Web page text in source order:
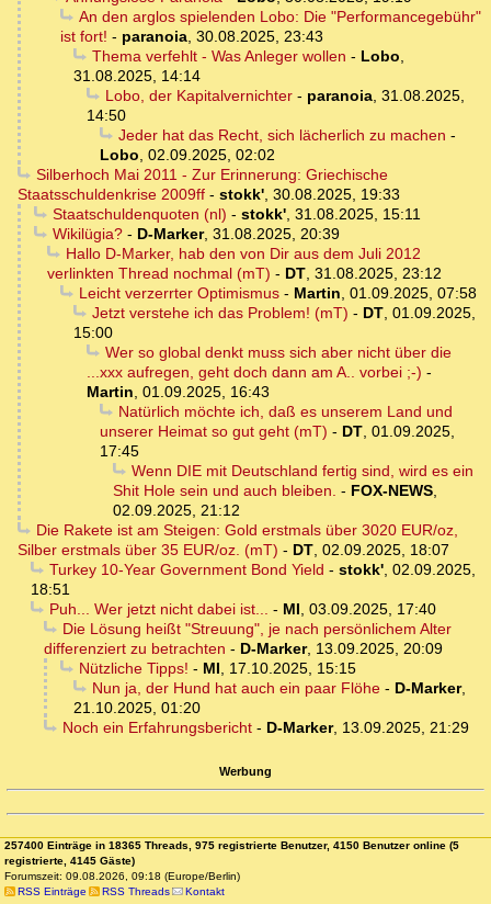
An den arglos spielenden Lobo: Die "Performancegebühr"
ist fort! - paranoia, 30.08.2025, 23:43
Thema verfehlt - Was Anleger wollen - Lobo,
31.08.2025, 14:14
Lobo, der Kapitalvernichter- paranoia, 31.08.2025,
14:50
Jeder hat das Recht, sich lächerlich zu machen -
Lobo, 02.09.2025, 02:02
Silberhoch Mai 2011 - Zur Erinnerung: Griechische
Staatsschuldenkrise 2009ff - stokk', 30.08.2025, 19:33
Staatschuldenquoten (nl) - stokk', 31.08.2025, 15:11
Wikilügia?- D-Marker, 31.08.2025, 20:39
Hallo D-Marker, hab den von Dir aus dem Juli 2012
verlinkten Thread nochmal (mT) - DT, 31.08.2025, 23:12
Leicht verzerrter Optimismus- Martin, 01.09.2025, 07:58
Jetzt verstehe ich das Problem! (mT) - DT, 01.09.2025,
15:00
Wer so global denkt muss sich aber nicht über die
...xxx aufregen, geht doch dann am A.. vorbei ;-) -
Martin, 01.09.2025, 16:43
Natürlich möchte ich, daß es unserem Land und
unserer Heimat so gut geht (mT) - DT, 01.09.2025,
17:45
Wenn DIE mit Deutschland fertig sind, wird es ein
Shit Hole sein und auch bleiben. - FOX-NEWS,
02.09.2025, 21:12
Die Rakete ist am Steigen: Gold erstmals über 3020 EUR/oz,
Silber erstmals über 35 EUR/oz. (mT) - DT, 02.09.2025, 18:07
Turkey 10-Year Government Bond Yield - stokk', 02.09.2025,
18:51
Puh... Wer jetzt nicht dabei ist... - MI, 03.09.2025, 17:40
Die Lösung heißt "Streuung", je nach persönlichem Alter
differenziert zu betrachten - D-Marker, 13.09.2025, 20:09
Nützliche Tipps! - MI, 17.10.2025, 15:15
Nun ja, der Hund hat auch ein paar Flöhe- D-Marker,
21.10.2025, 01:20
Noch ein Erfahrungsbericht- D-Marker, 13.09.2025, 21:29
Werbung
257400 Einträge in 18365 Threads, 975 registrierte Benutzer, 4150 Benutzer online (5
registrierte, 4145 Gäste)
Forumszeit: 09.08.2026, 09:18 (Europe/Berlin)
RSS Einträge
RSS Threads Kontakt